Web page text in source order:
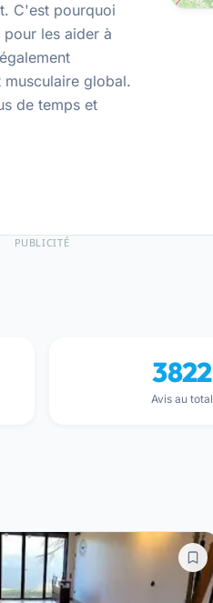
C'est pourquoi
les aider à
global.
de temps et
PUBLICITÉ
3822
Avis au total